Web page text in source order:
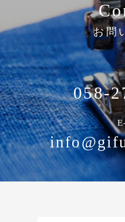
お問
058-